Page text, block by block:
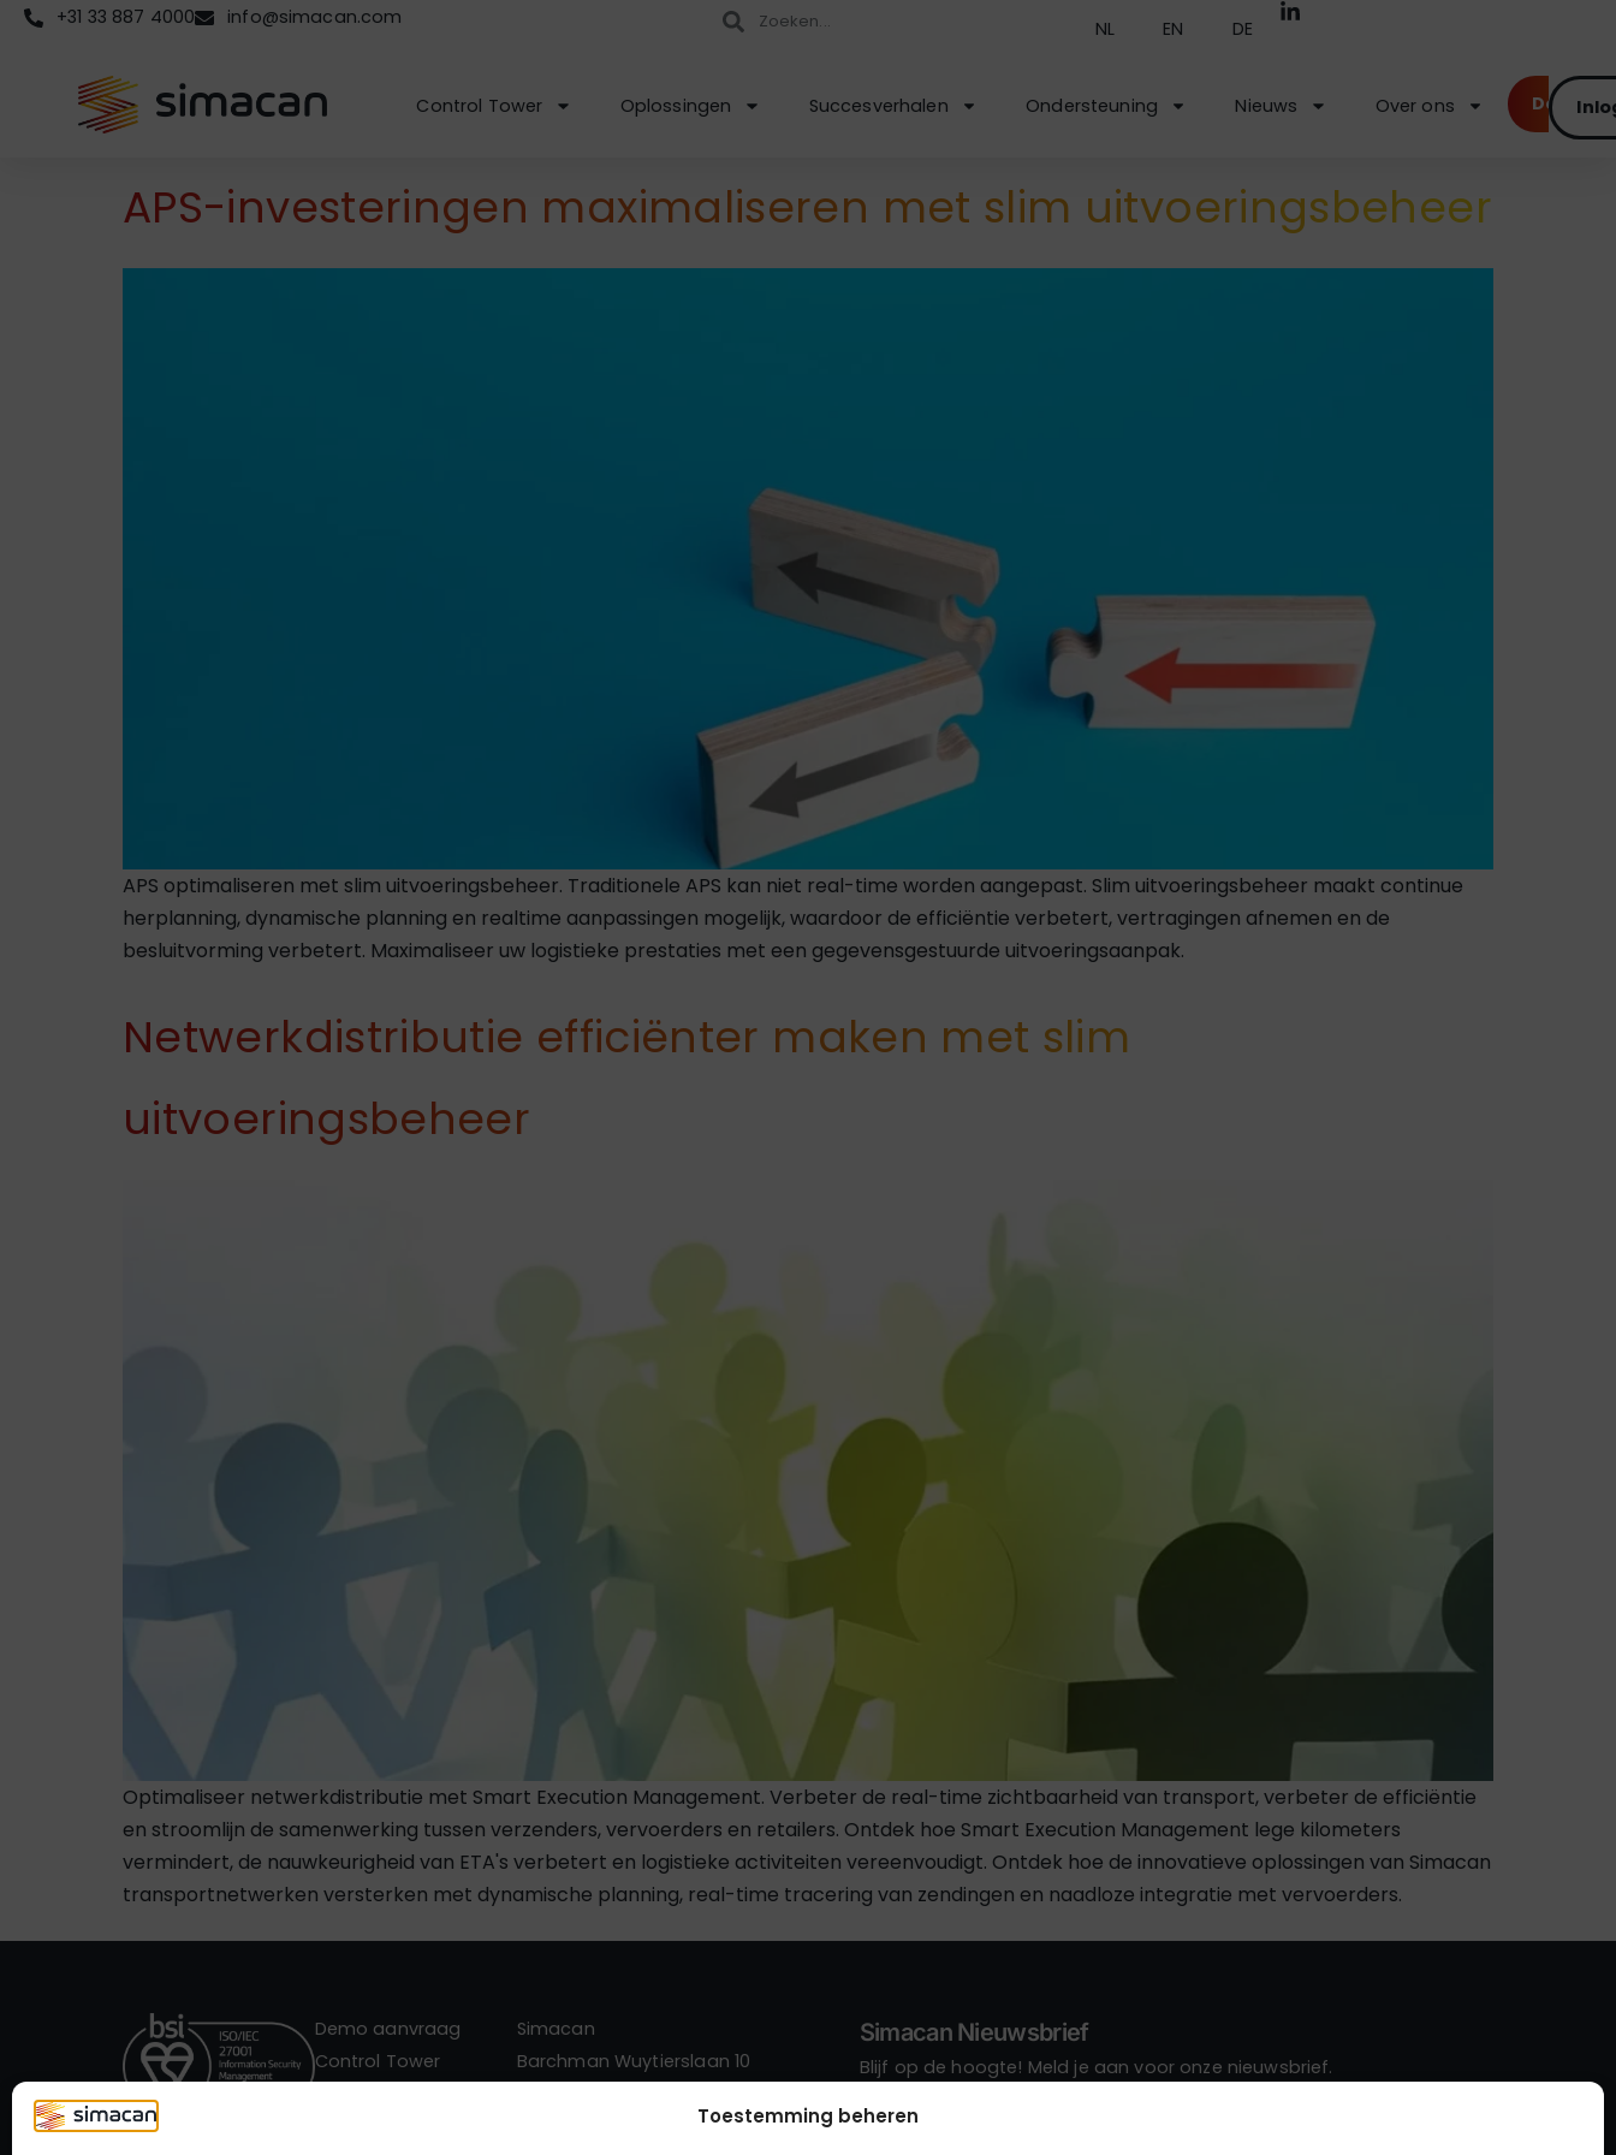
Toestemming beheren
+31 33 887 4000 info@simacan.com NL EN DE
Control Tower Oplossingen Succesverhalen Ondersteuning Nieuws Over ons Demo
APS-investeringen maximaliseren met slim uitvoeringsbeheer
APS optimaliseren met slim uitvoeringsbeheer. Traditionele APS kan niet real-time worden aangepast. Slim uitvoeringsbeheer maakt continue
herplanning, dynamische planning en realtime aanpassingen mogelijk, waardoor de efficiëntie verbetert, vertragingen afnemen en de
besluitvorming verbetert. Maximaliseer uw logistieke prestaties met een gegevensgestuurde uitvoeringsaanpak.
Netwerkdistributie efficiënter maken met slim
uitvoeringsbeheer
Optimaliseer netwerkdistributie met Smart Execution Management. Verbeter de real-time zichtbaarheid van transport, verbeter de efficiëntie
en stroomlijn de samenwerking tussen verzenders, vervoerders en retailers. Ontdek hoe Smart Execution Management lege kilometers
vermindert, de nauwkeurigheid van ETA's verbetert en logistieke activiteiten vereenvoudigt. Ontdek hoe de innovatieve oplossingen van Simacan
transportnetwerken versterken met dynamische planning, real-time tracering van zendingen en naadloze integratie met vervoerders.
Demo aanvraag
Control Tower
Simacan
Barchman Wuytierslaan 10
Simacan Nieuwsbrief
Blijf op de hoogte! Meld je aan voor onze nieuwsbrief.